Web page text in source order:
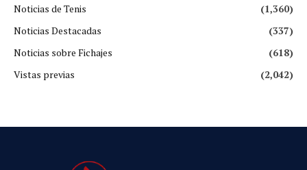
Noticias de Tenis
(1,360)
Noticias Destacadas
(337)
Noticias sobre Fichajes
(618)
Vistas previas
(2,042)